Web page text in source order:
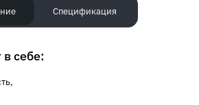
Спецификация
себе: